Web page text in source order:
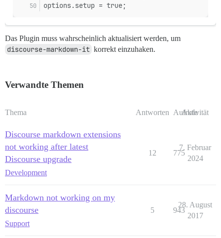
options.setup = true;
Das Plugin muss wahrscheinlich aktualisiert werden, um
discourse-markdown-it korrekt einzuhaken.
Verwandte Themen
Thema Antworten Aufrufe
Aktivität
Discourse markdown extensions
not working after latest
Discourse upgrade
Development
12 775
7. Februar
2024
Markdown not working on my
discourse
Support
5 943
28. August
2017